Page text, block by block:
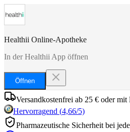
Healthii Online-Apotheke
In der Healthii App öffnen
Öffnen
Versandkostenfrei ab 25 € oder mit
Hervorragend (4,66/5)
Pharmazeutische Sicherheit bei